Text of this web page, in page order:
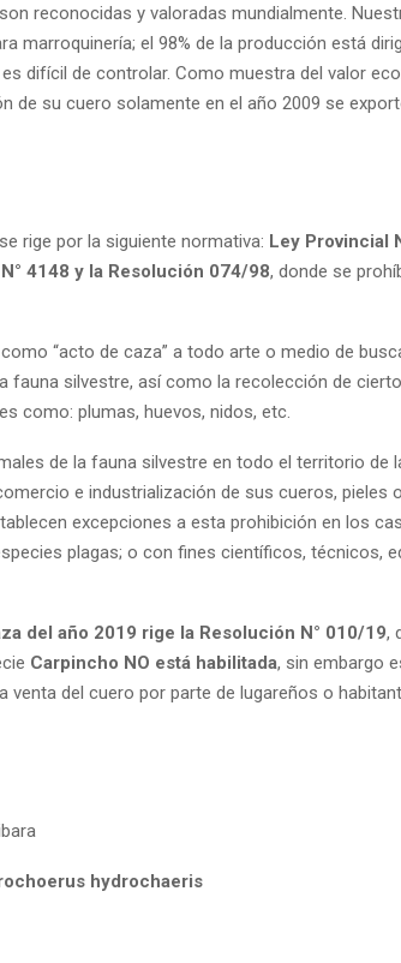
reconocidas y valoradas mundialmente.
marroquinería; el 98% de la producción está
difícil de controlar. Como muestra del valor
de su cuero solamente en el año 2009 se
rige por la siguiente normativa: Ley Provincial
4148 y la Resolución 074/98, donde se
“acto de caza” a todo arte o medio de
fauna silvestre, así como la recolección de
como: plumas, huevos, nidos, etc.
de la fauna silvestre en todo el territorio de
e industrialización de sus cueros, pieles
excepciones a esta prohibición en los
plagas; o con fines científicos, técnicos,
del año 2019 rige la Resolución N° 010/19,
Carpincho NO está habilitada, sin embargo
venta del cuero por parte de lugareños o
hydrochaeris